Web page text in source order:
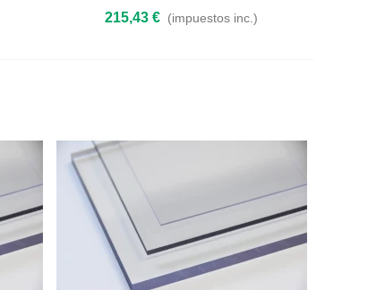
215,43 € (impuestos inc.)